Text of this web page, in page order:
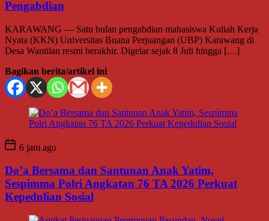
Pengabdian
KARAWANG — Satu bulan pengabdian mahasiswa Kuliah Kerja
Nyata (KKN) Universitas Buana Perjuangan (UBP) Karawang di
Desa Wantilan resmi berakhir. Digelar sejak 8 Juli hingga […]
Bagikan berita/artikel ini
6 jam ago
Do’a Bersama dan Santunan Anak Yatim,
Sespimma Polri Angkatan 76 TA 2026 Perkuat
Kepedulian Sosial